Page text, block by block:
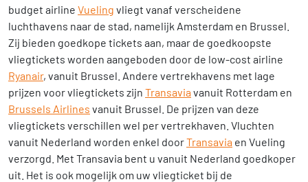
budget airline Vueling vliegt vanaf verscheidene
luchthavens naar de stad, namelijk Amsterdam en Brussel.
Zij bieden goedkope tickets aan, maar de goedkoopste
vliegtickets worden aangeboden door de low-cost airline
Ryanair, vanuit Brussel. Andere vertrekhavens met lage
prijzen voor vliegtickets zijn Transavia vanuit Rotterdam en
Brussels Airlines vanuit Brussel. De prijzen van deze
vliegtickets verschillen wel per vertrekhaven. Vluchten
vanuit Nederland worden enkel doorTransavia en Vueling
verzorgd. Met Transavia bent u vanuit Nederland goedkoper
uit. Het is ook mogelijk om uw vliegticket bij de